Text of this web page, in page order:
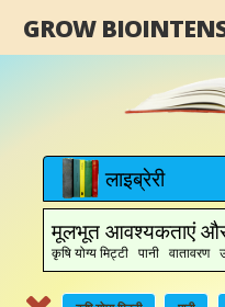
GROW
लाइब्रेरी
मूलभूत आवश्यकताएं
कृषि योग्य मिट्टी पानी